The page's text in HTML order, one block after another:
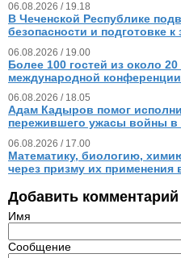
06.08.2026 / 19.18
В Чеченской Республике
безопасности и подготовке к
06.08.2026 / 19.00
Более 100 гостей из около
международной
06.08.2026 / 18.05
Адам Кадыров помог
пережившего ужасы войны в
06.08.2026 / 17.00
Математику, биологию,
через призму их применения
Добавить комментарий
Имя
Сообщение